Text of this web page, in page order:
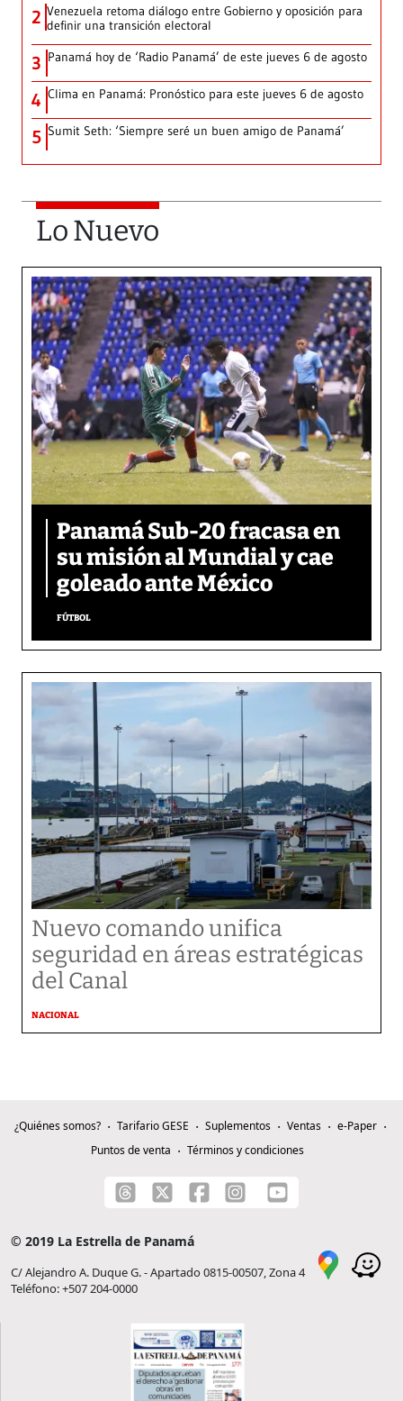
2 Venezuela retoma diálogo entre Gobierno y oposición para
definir una transición electoral
3 Panamá hoy de ‘Radio Panamá’ de este jueves 6 de agosto
4 Clima en Panamá: Pronóstico para este jueves 6 de agosto
5 Sumit Seth: ‘Siempre seré un buen amigo de Panamá’
Lo Nuevo
Panamá Sub-20 fracasa en
su misión al Mundial y cae
goleado ante México
FÚTBOL
Nuevo comando unifica
seguridad en áreas estratégicas
del Canal
NACIONAL
¿Quiénes somos? Tarifario GESE Suplementos Ventas
e-Paper
Puntos de venta
Términos y condiciones
© 2019 La Estrella de Panamá
C/ Alejandro A. Duque G. - Apartado 0815-00507, Zona 4
Teléfono: +507 204-0000